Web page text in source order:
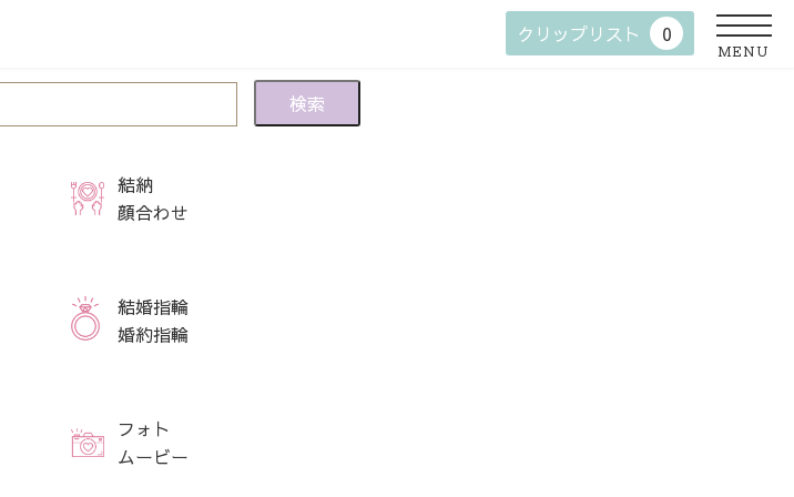
クリップリスト 0
MENU
結納
顔合わせ
結婚指輪
婚約指輪
フォト
ムービー